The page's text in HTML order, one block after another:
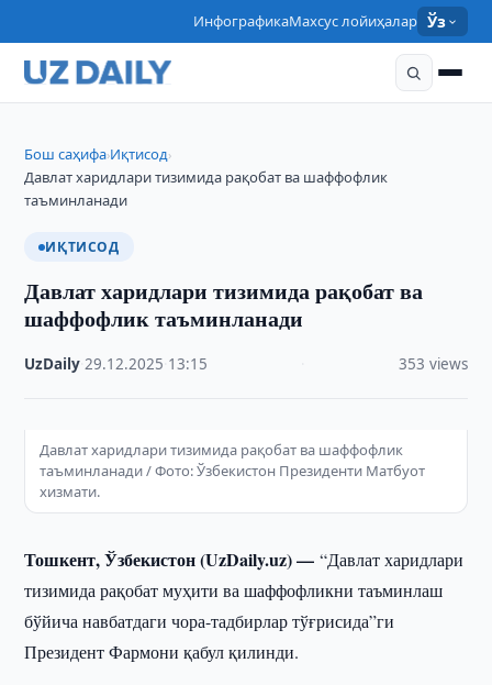
ИнфографикаМахсус лойиҳалар Ўз
Бош саҳифа›Иқтисод›
Давлат харидлари тизимида рақобат ва шаффофлик
таъминланади
ИҚТИСОД
Давлат харидлари тизимида рақобат ва
шаффофлик таъминланади
UzDaily ·29.12.2025 13:15 353 views
Давлат харидлари тизимида рақобат ва шаффофлик
таъминланади / Фото: Ўзбекистон Президенти Матбуот
хизмати.
Тошкент, Ўзбекистон (UzDaily.uz) —“Давлат харидлари
тизимида рақобат муҳити ва шаффофликни таъминлаш
бўйича навбатдаги чора-тадбирлар тўғрисида”ги
Президент Фармони қабул қилинди.